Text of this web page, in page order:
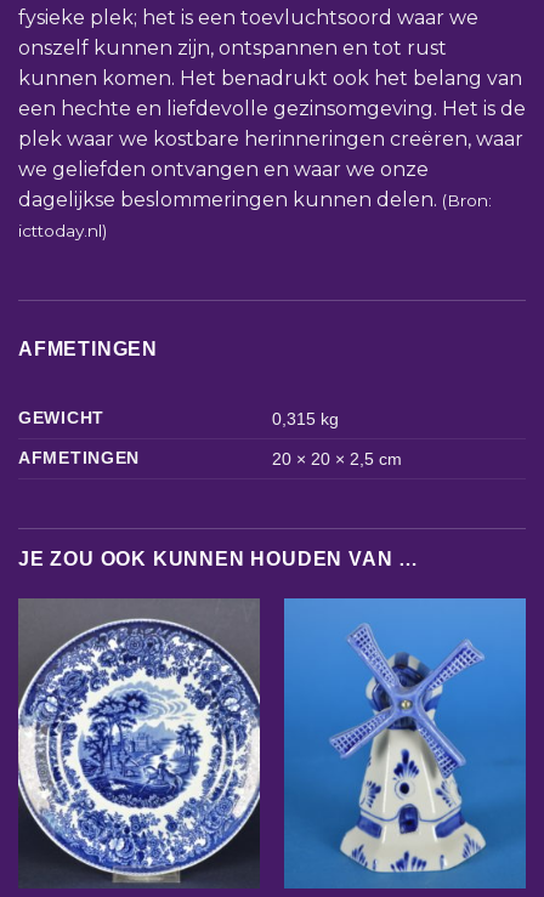
fysieke plek; het is een toevluchtsoord waar we
onszelf kunnen zijn, ontspannen en tot rust
kunnen komen. Het benadrukt ook het belang van
een hechte en liefdevolle gezinsomgeving. Het is de
plek waar we kostbare herinneringen creëren, waar
we geliefden ontvangen en waar we onze
dagelijkse beslommeringen kunnen delen. (Bron:
icttoday.nl)
AFMETINGEN
GEWICHT
0,315 kg
AFMETINGEN
20 × 20 × 2,5 cm
JE ZOU OOK KUNNEN HOUDEN VAN …